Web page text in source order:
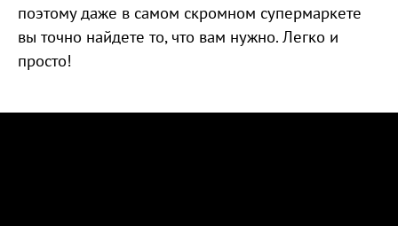
поэтому даже в самом скромном супермаркете
вы точно найдете то, что вам нужно. Легко и
просто!